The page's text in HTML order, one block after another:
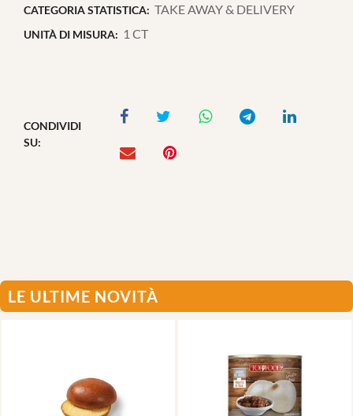
CATEGORIA STATISTICA: TAKE AWAY & DELIVERY
UNITÀ DI MISURA: 1 CT
CONDIVIDI
SU:
LE ULTIME NOVITÀ